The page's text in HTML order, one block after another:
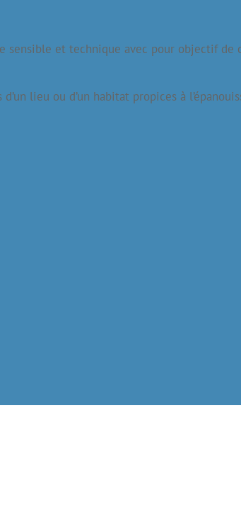
et technique avec pour objectif
lieu ou d’un habitat propices à